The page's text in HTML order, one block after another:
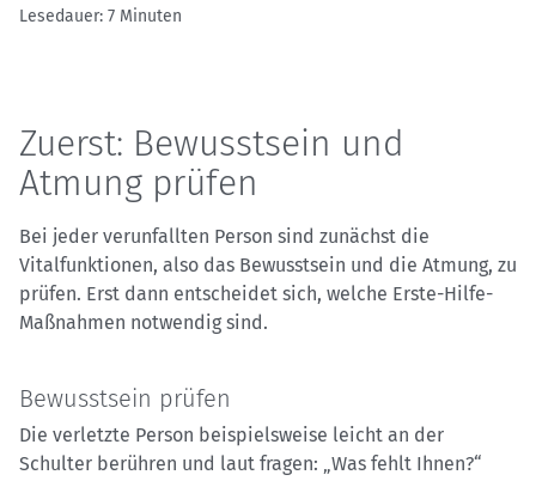
Lesedauer: 7 Minuten
Zuerst: Bewusstsein und
Atmung prüfen
Bei jeder verunfallten Person sind zunächst die
Vitalfunktionen, also das Bewusstsein und die Atmung, zu
prüfen. Erst dann entscheidet sich, welche Erste-Hilfe-
Maßnahmen notwendig sind.
Bewusstsein prüfen
Die verletzte Person beispielsweise leicht an der
Schulter berühren und laut fragen: „Was fehlt Ihnen?“